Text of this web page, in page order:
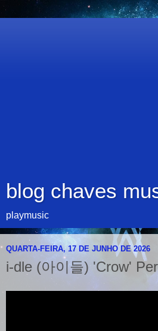
blog chaves
playmusic
QUARTA-FEIRA, 17 DE JUNHO DE 2026
i-dle (아이들) 'Crow'